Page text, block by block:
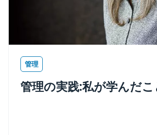
管理
管理の実践:私が学んだこ